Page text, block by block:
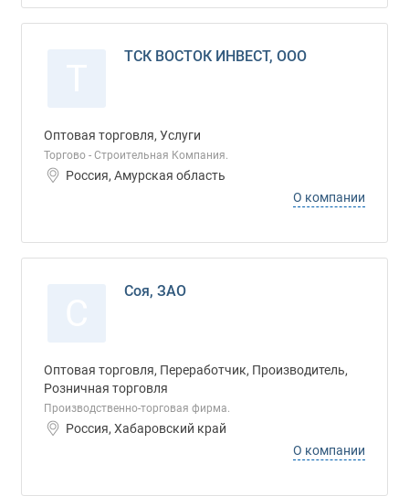
ТСК ВОСТОК ИНВЕСТ, ООО
Оптовая торговля, Услуги
Торгово - Строительная Компания.
Россия, Амурская область
О компании
Соя, ЗАО
Оптовая торговля, Переработчик, Производитель,
Розничная торговля
Производственно-торговая фирма.
Россия, Хабаровский край
О компании